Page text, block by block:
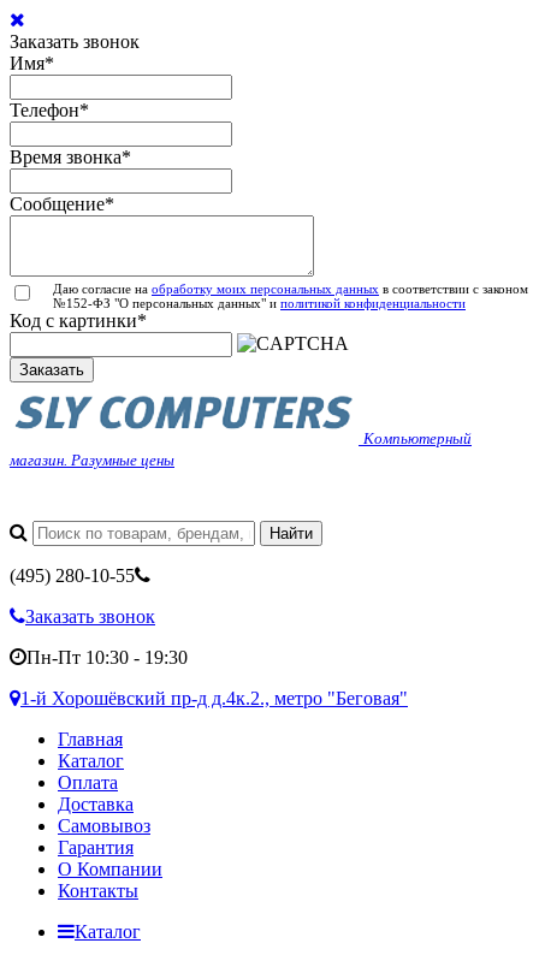
Заказать звонок
Имя*
Телефон*
Время звонка*
Сообщение*
Даю согласие на обработку моих персональных данных в соответствии с законом
№152-ФЗ "О персональных данных" и политикой конфиденциальности
Код с картинки*
Заказать
Компьютерный
магазин. Разумные цены
(495) 280-10-55
Заказать звонок
Пн-Пт 10:30 - 19:30
1-й Хорошёвский пр-д д.4к.2., метро "Беговая"
Главная
Каталог
Оплата
Доставка
Самовывоз
Гарантия
О Компании
Контакты
Каталог